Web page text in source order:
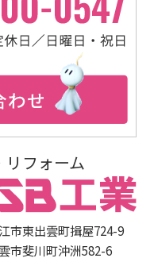
フォーム
市東出雲町揖屋724-9
市斐川町沖洲582-6